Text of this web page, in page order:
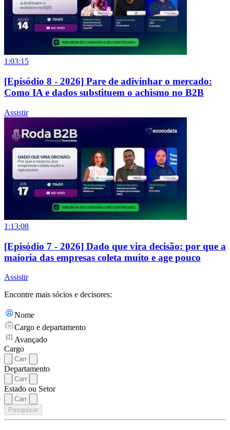
1:03:15
[Episódio 8 - 2026] Pare de adivinhar o mercado:
Como IA e dados substituem o achismo no B2B
Assistir
1:13:08
[Episódio 7 - 2026] Dado que vira decisão: por que a
maioria das empresas coleta muito e age pouco
Assistir
Encontre mais sócios e decisores:
Nome
Cargo e departamento
Avançado
Cargo
Departamento
Estado ou Setor
Pesquisar